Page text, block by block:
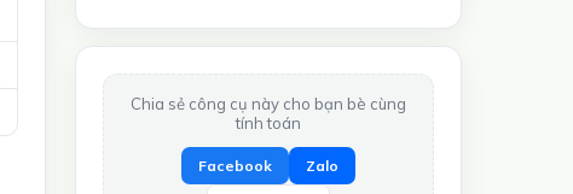
Chia sẻ công cụ này cho bạn bè cùng
tính toán
Facebook Zalo